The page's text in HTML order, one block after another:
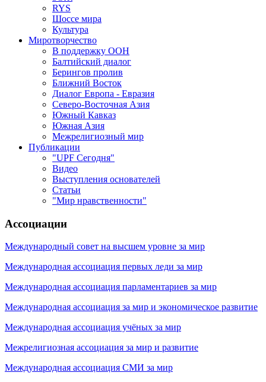
RYS
Шоссе мира
Культура
Миротворчество
В поддержку ООН
Балтийский диалог
Берингов пролив
Ближний Восток
Диалог Европа - Евразия
Северо-Восточная Азия
Южный Кавказ
Южная Азия
Межрелигиозный мир
Публикации
"UPF Сегодня"
Видео
Выступления основателей
Статьи
"Мир нравственности"
Ассоциации
Международный совет на высшем уровне за мир
Международная ассоциация первых леди за мир
Международная ассоциация парламентариев за мир
Международная ассоциация за мир и экономическое развитие
Международная ассоциация учёных за мир
Межрелигиозная ассоциация за мир и развитие
Международная ассоциация СМИ за мир